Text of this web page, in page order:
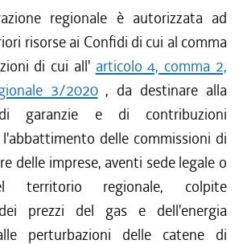
regionale è autorizzata ad
risorse ai Confidi di cui al comma
di cui all' articolo 4, comma 2,
3/2020, da destinare alla
di garanzie e di contribuzioni
delle commissioni di
delle imprese, aventi sede legale o
territorio regionale, colpite
prezzi del gas e dell'energia
perturbazioni delle catene di